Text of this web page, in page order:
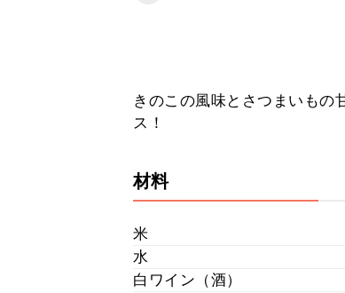
きのこの風味とさつまいもの
ス！
材料
米
水
白ワイン（酒）